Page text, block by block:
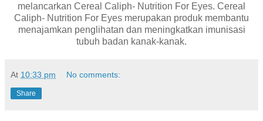
melancarkan Cereal Caliph- Nutrition For Eyes. Cereal
Caliph- Nutrition For Eyes merupakan produk membantu
menajamkan penglihatan dan meningkatkan imunisasi
tubuh badan kanak-kanak.
At 10:33 pm No comments:
Share